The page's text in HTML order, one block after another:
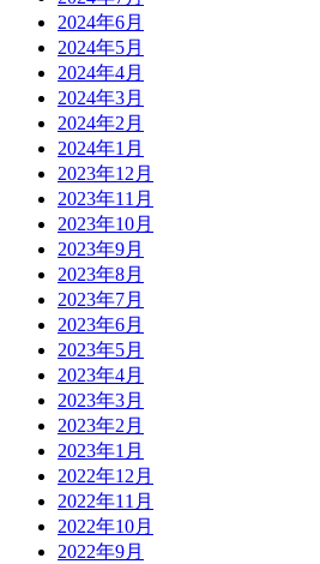
2024年6月
2024年5月
2024年4月
2024年3月
2024年2月
2024年1月
2023年12月
2023年11月
2023年10月
2023年9月
2023年8月
2023年7月
2023年6月
2023年5月
2023年4月
2023年3月
2023年2月
2023年1月
2022年12月
2022年11月
2022年10月
2022年9月